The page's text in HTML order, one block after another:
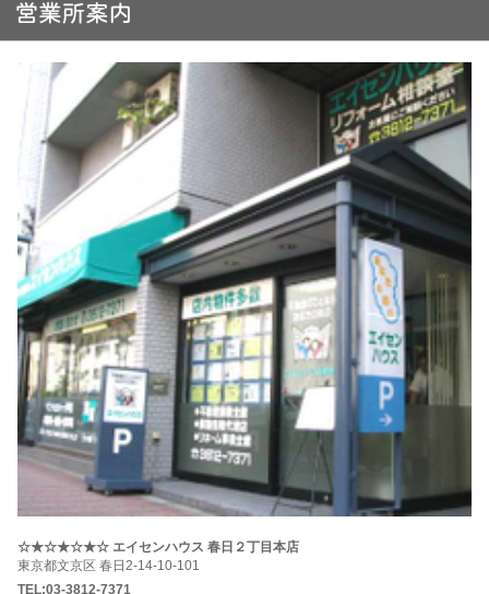
☆★☆★☆★☆ エイセンハウス 春日２丁目本店
東京都文京区 春日2-14-10-101
TEL:03-3812-7371